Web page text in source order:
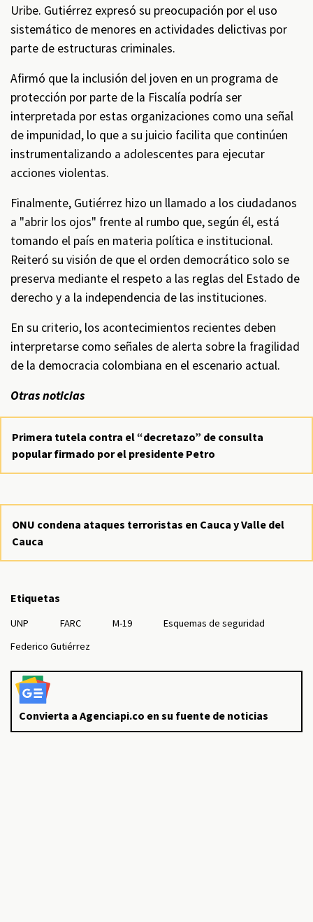
Uribe. Gutiérrez expresó su preocupación por el uso
sistemático de menores en actividades delictivas por
parte de estructuras criminales.
Afirmó que la inclusión del joven en un programa de
protección por parte de la Fiscalía podría ser
interpretada por estas organizaciones como una señal
de impunidad, lo que a su juicio facilita que continúen
instrumentalizando a adolescentes para ejecutar
acciones violentas.
Finalmente, Gutiérrez hizo un llamado a los ciudadanos
a "abrir los ojos" frente al rumbo que, según él, está
tomando el país en materia política e institucional.
Reiteró su visión de que el orden democrático solo se
preserva mediante el respeto a las reglas del Estado de
derecho y a la independencia de las instituciones.
En su criterio, los acontecimientos recientes deben
interpretarse como señales de alerta sobre la fragilidad
de la democracia colombiana en el escenario actual.
Otras noticias
Primera tutela contra el “decretazo” de consulta
popular firmado por el presidente Petro
ONU condena ataques terroristas en Cauca y Valle del
Cauca
Etiquetas
UNP FARC M-19
Esquemas de seguridad
Federico Gutiérrez
Convierta a Agenciapi.co en su fuente de noticias